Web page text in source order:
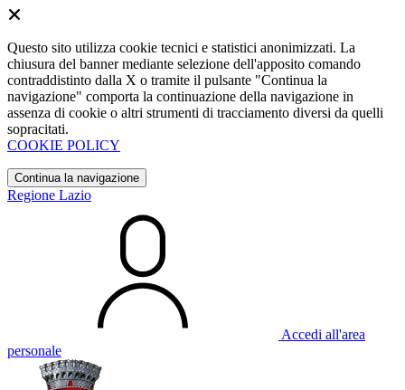
Questo sito utilizza cookie tecnici e statistici anonimizzati. La
chiusura del banner mediante selezione dell'apposito comando
contraddistinto dalla X o tramite il pulsante "Continua la
navigazione" comporta la continuazione della navigazione in
assenza di cookie o altri strumenti di tracciamento diversi da quelli
sopracitati.
COOKIE POLICY
Continua la navigazione
Regione Lazio
Accedi all'area
personale